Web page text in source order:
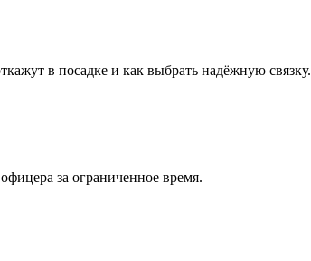
в посадке и как выбрать надёжную связку.
за ограниченное время.